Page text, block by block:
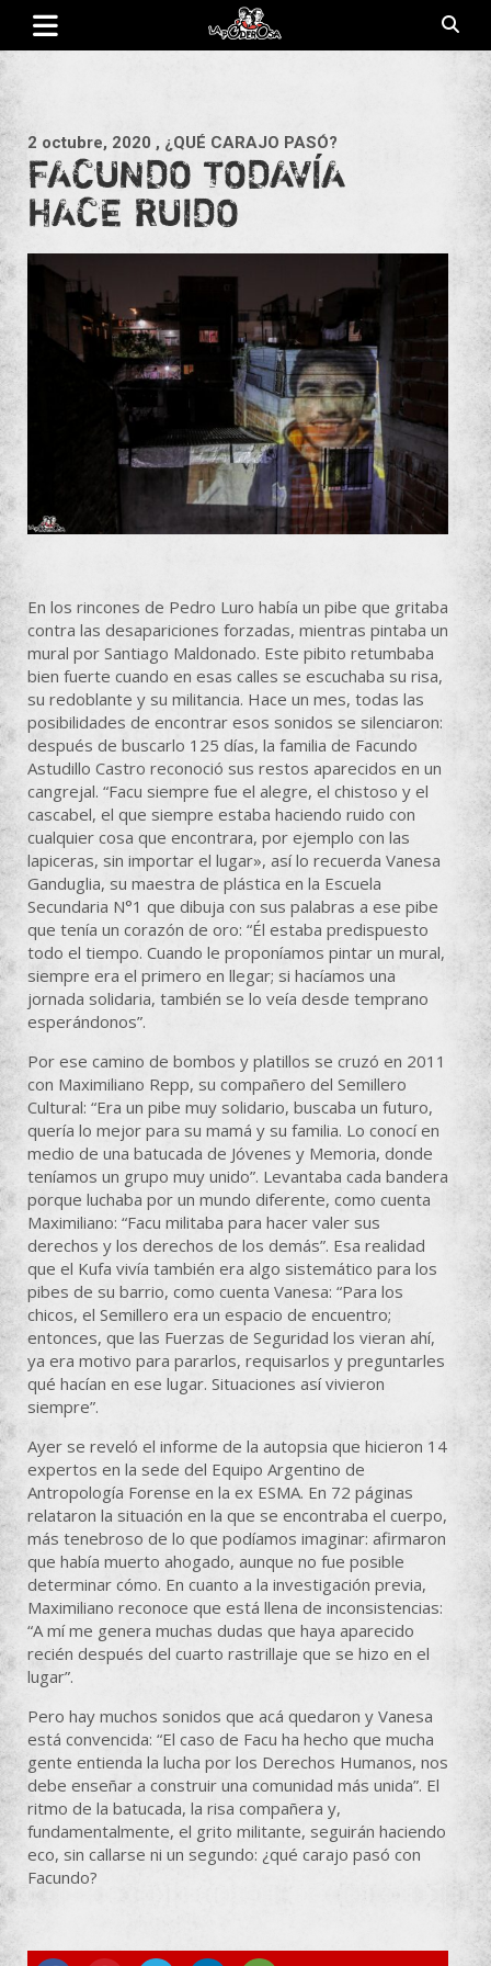
Saltar
contenido
2 octubre, 2020 , ¿QUÉ CARAJO PASÓ?
FACUNDO TODAVÍA
HACE RUIDO
En los rincones de Pedro Luro había un pibe que gritaba
contra las desapariciones forzadas, mientras pintaba un
mural por Santiago Maldonado. Este pibito retumbaba
bien fuerte cuando en esas calles se escuchaba su risa,
su redoblante y su militancia. Hace un mes, todas las
posibilidades de encontrar esos sonidos se silenciaron:
después de buscarlo 125 días, la familia de Facundo
Astudillo Castro reconoció sus restos aparecidos en un
cangrejal. “Facu siempre fue el alegre, el chistoso y el
cascabel, el que siempre estaba haciendo ruido con
cualquier cosa que encontrara, por ejemplo con las
lapiceras, sin importar el lugar», así lo recuerda Vanesa
Ganduglia, su maestra de plástica en la Escuela
Secundaria N°1 que dibuja con sus palabras a ese pibe
que tenía un corazón de oro: “Él estaba predispuesto
todo el tiempo. Cuando le proponíamos pintar un mural,
siempre era el primero en llegar; si hacíamos una
jornada solidaria, también se lo veía desde temprano
esperándonos”.
Por ese camino de bombos y platillos se cruzó en 2011
con Maximiliano Repp, su compañero del Semillero
Cultural: “Era un pibe muy solidario, buscaba un futuro,
quería lo mejor para su mamá y su familia. Lo conocí en
medio de una batucada de Jóvenes y Memoria, donde
teníamos un grupo muy unido”. Levantaba cada bandera
porque luchaba por un mundo diferente, como cuenta
Maximiliano: “Facu militaba para hacer valer sus
derechos y los derechos de los demás”. Esa realidad
que el Kufa vivía también era algo sistemático para los
pibes de su barrio, como cuenta Vanesa: “Para los
chicos, el Semillero era un espacio de encuentro;
entonces, que las Fuerzas de Seguridad los vieran ahí,
ya era motivo para pararlos, requisarlos y preguntarles
qué hacían en ese lugar. Situaciones así vivieron
siempre”.
Ayer se reveló el informe de la autopsia que hicieron 14
expertos en la sede del Equipo Argentino de
Antropología Forense en la ex ESMA. En 72 páginas
relataron la situación en la que se encontraba el cuerpo,
más tenebroso de lo que podíamos imaginar: afirmaron
que había muerto ahogado, aunque no fue posible
determinar cómo. En cuanto a la investigación previa,
Maximiliano reconoce que está llena de inconsistencias:
“A mí me genera muchas dudas que haya aparecido
recién después del cuarto rastrillaje que se hizo en el
lugar”.
Pero hay muchos sonidos que acá quedaron y Vanesa
está convencida: “El caso de Facu ha hecho que mucha
gente entienda la lucha por los Derechos Humanos, nos
debe enseñar a construir una comunidad más unida”. El
ritmo de la batucada, la risa compañera y,
fundamentalmente, el grito militante, seguirán haciendo
eco, sin callarse ni un segundo: ¿qué carajo pasó con
Facundo?